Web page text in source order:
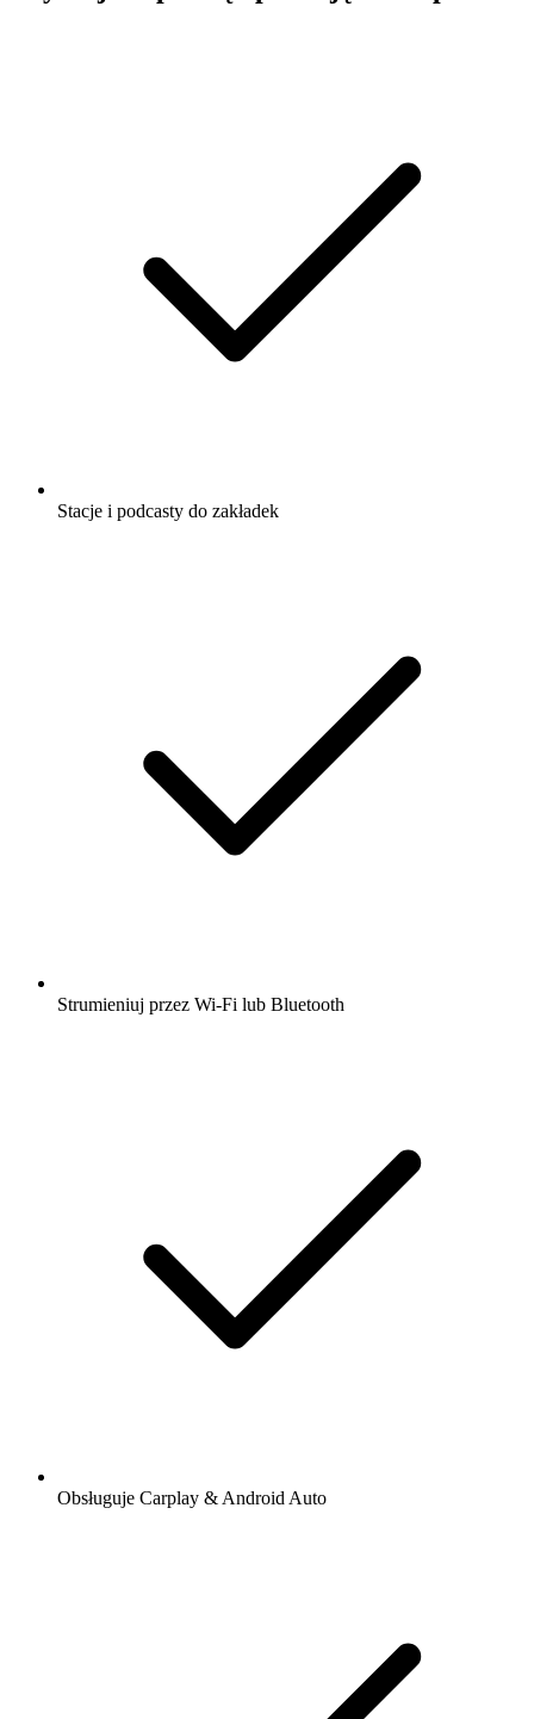
Stacje i podcasty do zakładek
Strumieniuj przez Wi-Fi lub Bluetooth
Obsługuje Carplay & Android Auto